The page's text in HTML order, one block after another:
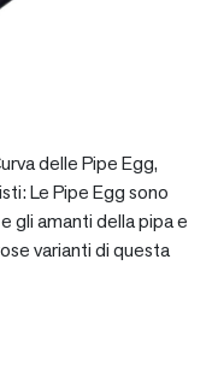
delle Pipe Egg,
Le Pipe Egg sono
gli amanti della pipa e
varianti di questa